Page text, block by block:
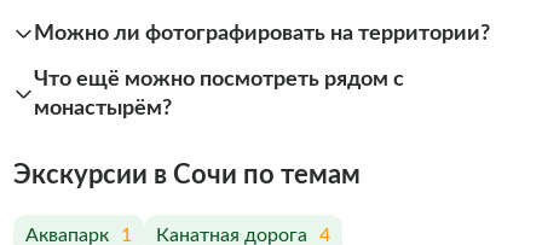
Можно ли фотографировать на территории?
Что ещё можно посмотреть рядом с
монастырём?
Экскурсии в Сочи по темам
Аквапарк 1 Канатная дорога 4